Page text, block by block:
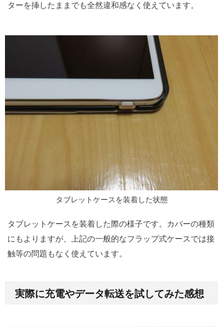
ターを挿したままでも全然違和感なく使えています。
タブレットケースを装着した状態
タブレットケースを装着した際の様子です。カバーの種類
にもよりますが、上記の一般的なフラップ式ケースでは接
触等の問題もなく使えています。
実際に充電やデータ転送を試してみた感想